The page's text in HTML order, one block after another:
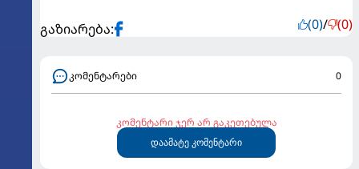
გაზიარება: (0)/ (0)
კომენტარები 0
კომენტარი ჯერ არ გაკეთებულა
დაამატე კომენტარი